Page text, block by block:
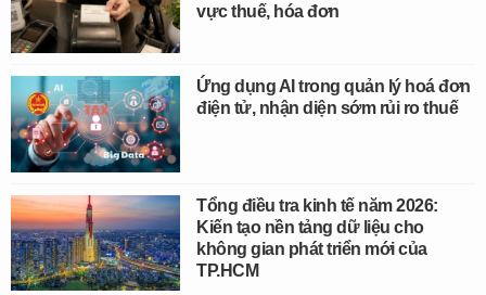
vực thuế, hóa đơn
Ứng dụng AI trong quản lý hoá đơn
điện tử, nhận diện sớm rủi ro thuế
Tổng điều tra kinh tế năm 2026:
Kiến tạo nền tảng dữ liệu cho
không gian phát triển mới của
TP.HCM